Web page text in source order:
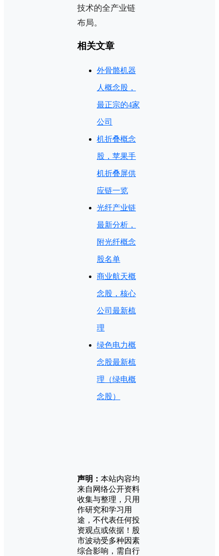
技术的全产业链
布局。
相关文章
外骨骼机器
人概念股，
最正宗的4家
公司
机折叠概念
股，苹果手
机折叠屏供
应链一览
光纤产业链
最新分析，
附光纤概念
股名单
商业航天概
念股，核心
公司最新梳
理
绿色电力概
念股最新梳
理（绿电概
念股）
声明： 本站内容均
来自网络公开资料
收集与整理，只用
作研究和学习用
途，不代表任何投
资观点或依据！股
市波动受多种因素
综合影响，需自行